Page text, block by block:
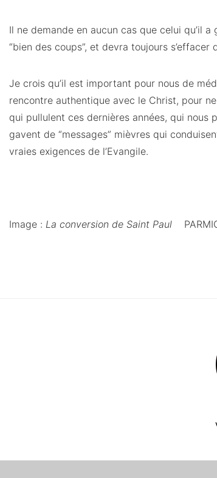
Il ne demande en aucun cas que celui qu’il
“bien des coups”, et devra toujours s’effacer
Je crois qu’il est important pour nous de
rencontre authentique avec le Christ, pour
qui pullulent ces dernières années, qui nous
gavent de “messages” mièvres qui
vraies exigences de l’Evangile.
Image : La conversion de Saint Paul